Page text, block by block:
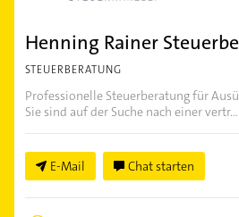
Henning Rainer
STEUERBERATUNG
Professionelle Steuerberatung für
Sie sind auf der Suche nach einer vertr...
E-Mail Chat starten